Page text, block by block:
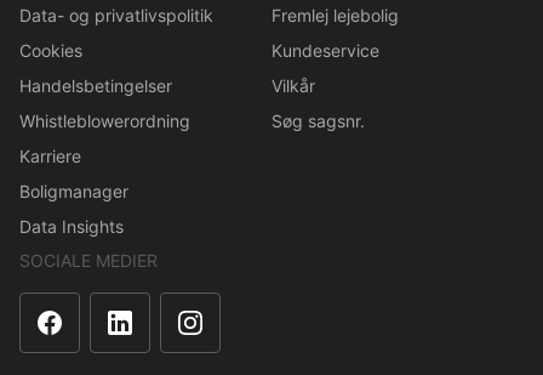
Data- og privatlivspolitik
Cookies
Handelsbetingelser
Whistleblowerordning
Karriere
Boligmanager
Data Insights
Fremlej lejebolig
Kundeservice
Vilkår
Søg sagsnr.
SOCIALE MEDIER